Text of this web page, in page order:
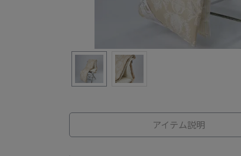
アイテム説明